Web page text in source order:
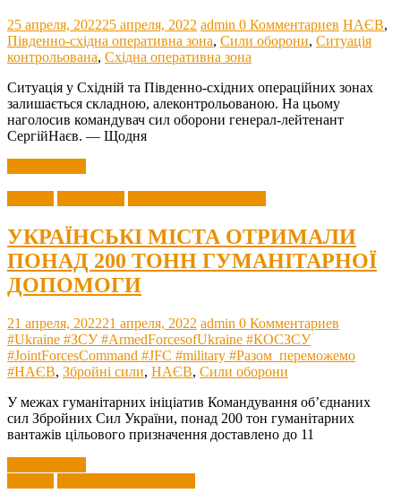
25 апреля, 202225 апреля, 2022 admin 0 Комментариев НАЄВ,
Південно-східна оперативна зона, Сили оборони, Ситуація
контрольована, Східна оперативна зона
Ситуація у Східній та Південно-східних операційних зонах
залишається складною, алеконтрольованою. На цьому
наголосив командувач сил оборони генерал-лейтенант
СергійНаєв. — Щодня
УКРАЇНСЬКІ МІСТА ОТРИМАЛИ
ПОНАД 200 ТОНН ГУМАНІТАРНОЇ
ДОПОМОГИ
21 апреля, 202221 апреля, 2022 admin 0 Комментариев
#Ukraine #ЗСУ #ArmedForcesofUkraine #КОСЗСУ
#JointForcesCommand #JFC #military #Разом_переможемо
#НАЄВ, Збройні сили, НАЄВ, Сили оборони
У межах гуманітарних ініціатив Командування об’єднаних
сил Збройних Сил України, понад 200 тон гуманітарних
вантажів цільового призначення доставлено до 11